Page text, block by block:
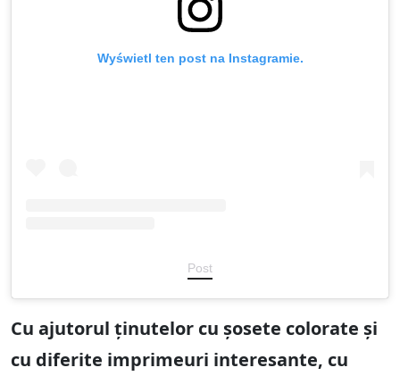
Wyświetl ten post na Instagramie.
Post
Cu ajutorul ținutelor cu șosete colorate și
cu diferite imprimeuri interesante, cu